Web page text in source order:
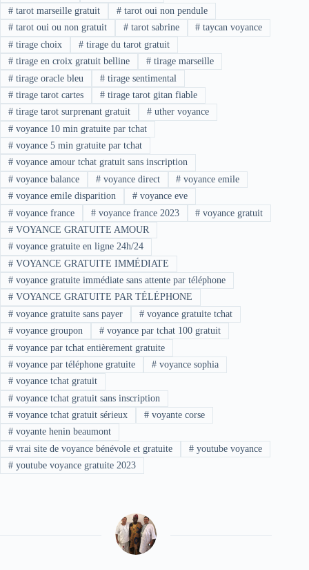
#tarot marseille gratuit #tarot oui non pendule
#tarot oui ou non gratuit #tarot sabrine # taycan voyance
#tirage choix #tirage du tarot gratuit
#tirage en croix gratuit belline #tirage marseille
#tirage oracle bleu #tirage sentimental
#tirage tarot cartes #tirage tarot gitan fiable
#tirage tarot surprenant gratuit #uther voyance
#voyance 10 min gratuite par tchat
#voyance 5 min gratuite par tchat
#voyance amour tchat gratuit sans inscription
#voyance balance #voyance direct # voyance emile
#voyance emile disparition #voyance eve
#voyance france #voyance france 2023 # voyance gratuit
#VOYANCE GRATUITE AMOUR
#voyance gratuite en ligne 24h/24
#VOYANCE GRATUITE IMMÉDIATE
#voyance gratuite immédiate sans attente par téléphone
#VOYANCE GRATUITE PAR TÉLÉPHONE
#voyance gratuite sans payer #voyance gratuite tchat
#voyance groupon #voyance par tchat 100 gratuit
#voyance par tchat entièrement gratuite
#voyance par téléphone gratuite #voyance sophia
#voyance tchat gratuit
#voyance tchat gratuit sans inscription
#voyance tchat gratuit sérieux #voyante corse
#voyante henin beaumont
#vrai site de voyance bénévole et gratuite #youtube voyance
#youtube voyance gratuite 2023